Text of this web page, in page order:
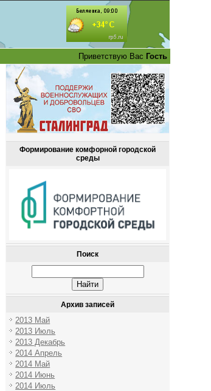
Приветствую Вас Гость
Формирование комфорной городской
среды
Поиск
Архив записей
2013 Май
2013 Июль
2013 Декабрь
2014 Апрель
2014 Май
2014 Июнь
2014 Июль